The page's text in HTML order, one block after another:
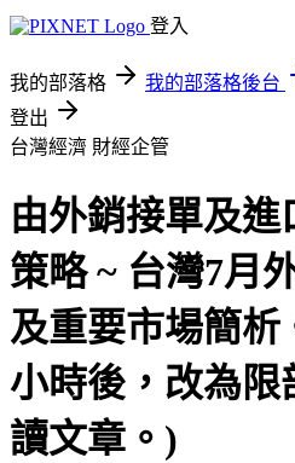
登入
我的部落格 我的部落格後台
登出
台灣經濟 財經企管
由外銷接單及
策略 ~ 台灣7月
及重要市場簡析
小時後，改為限
讀文章。)